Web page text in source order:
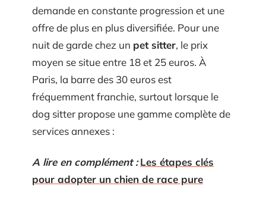
demande en constante progression et une
offre de plus en plus diversifiée. Pour une
nuit de garde chez un pet sitter, le prix
moyen se situe entre 18 et 25 euros. À
Paris, la barre des 30 euros est
fréquemment franchie, surtout lorsque le
dog sitter propose une gamme complète de
services annexes :
A lire en complément : Les étapes clés
pour adopter un chien de race pure